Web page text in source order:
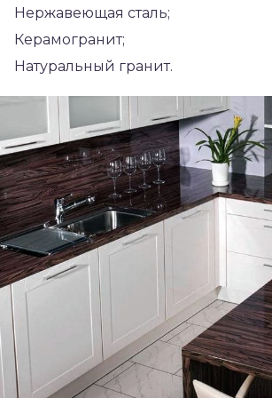
Нержавеющая сталь;
Керамогранит;
Натуральный гранит.